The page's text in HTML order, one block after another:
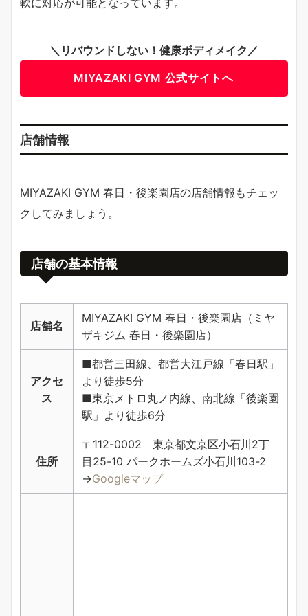
＼リバウンドしない！健康ボディメイク／
MIYAZAKI GYM 公式サイトへ
店舗情報
MIYAZAKI GYM 春日・後楽園店の店舗情報もチェッ
クしてみましょう。
店舗の基本情報
店舗名
MIYAZAKI GYM 春日・後楽園店（ミヤ
ザキジム 春日・後楽園店）
アクセ
ス
■都営三田線、都営大江戸線「春日駅」
より徒歩5分
■東京メトロ丸ノ内線、南北線「後楽園
駅」より徒歩6分
住所
〒112-0002 東京都文京区小石川2丁
目25-10 パークホームズ小石川103-2
→Googleマップ